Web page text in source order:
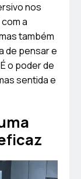
nos
a
também
de pensar e
o poder de
sentida e